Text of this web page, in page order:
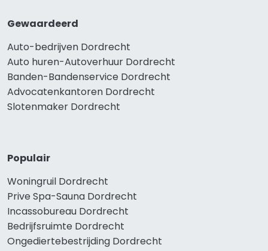
Gewaardeerd
Auto-bedrijven Dordrecht
Auto huren-Autoverhuur Dordrecht
Banden-Bandenservice Dordrecht
Advocatenkantoren Dordrecht
Slotenmaker Dordrecht
Populair
Woningruil Dordrecht
Prive Spa-Sauna Dordrecht
Incassobureau Dordrecht
Bedrijfsruimte Dordrecht
Ongediertebestrijding Dordrecht